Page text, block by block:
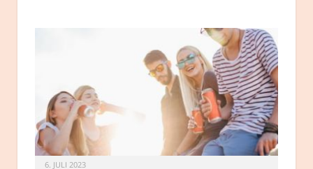
6. JULI 2023